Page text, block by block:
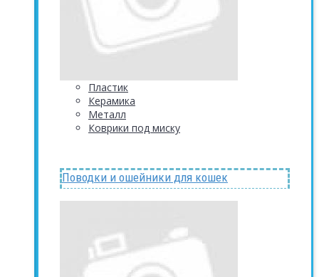
Пластик
Керамика
Металл
Коврики под миску
Поводки и ошейники для кошек